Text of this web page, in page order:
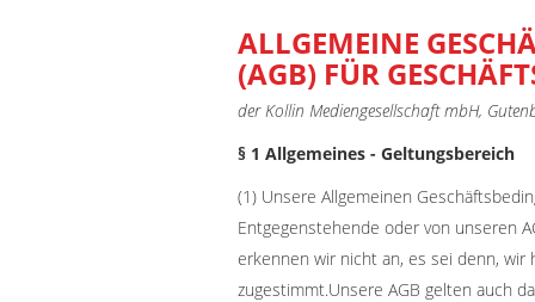
ALLGEMEINE
(AGB) FÜR
der Kollin Mediengesellschaft mbH,
§ 1 Allgemeines - Geltungsbereich
(1) Unsere Allgemeinen
Entgegenstehende oder von unseren
erkennen wir nicht an, es sei denn,
zugestimmt.Unsere AGB gelten auch